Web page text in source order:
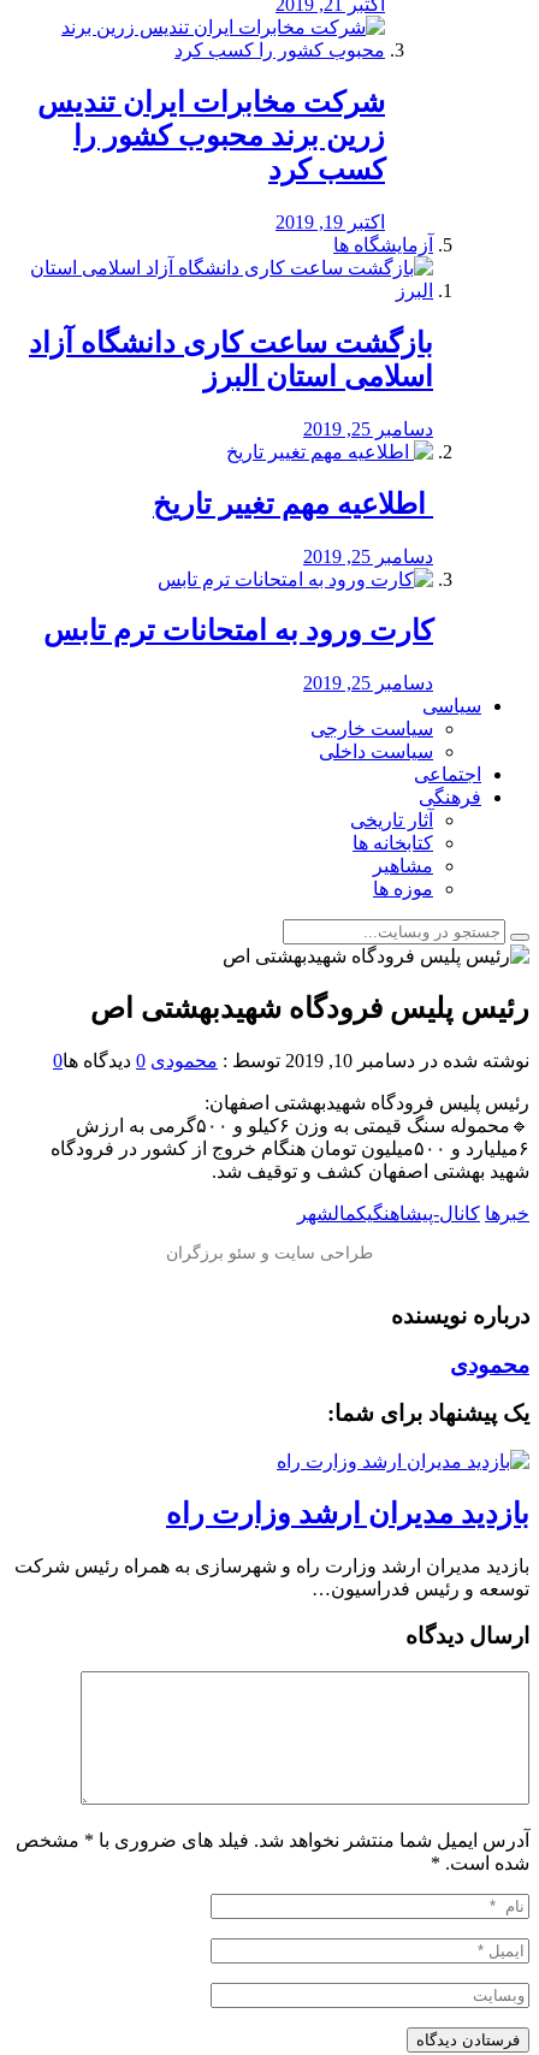
اکتبر 21, 2019
شرکت مخابرات ایران تندیس
زرین برند محبوب کشور را
کسب کرد
اکتبر 19, 2019
آزمایشگاه ها
بازگشت ساعت کاری دانشگاه آزاد
اسلامی استان البرز
دسامبر 25, 2019
️ اطلاعیه مهم تغییر تاریخ
دسامبر 25, 2019
کارت ورود به امتحانات ترم تابس
دسامبر 25, 2019
سیاسی
سیاست خارجی
سیاست داخلی
اجتماعی
فرهنگی
آثار تاریخی
کتابخانه ها
مشاهیر
موزه ها
رئیس پلیس فرودگاه شهیدبهشتی اص
نوشته شده در دسامبر 10, 2019 توسط : محمودی 0 دیدگاه ها0
رئیس پلیس فرودگاه شهیدبهشتی اصفهان:
🔹محموله سنگ قیمتی به وزن ۶کیلو و ۵۰۰گرمی به ارزش
۶میلیارد و ۵۰۰میلیون تومان هنگام خروج از کشور در فرودگاه
شهید بهشتی اصفهان کشف و توقیف شد.
خبرها کانال-پیشاهنگیکمالشهر
درباره نویسنده
محمودی
یک پیشنهاد برای شما:
بازدید مدیران ارشد وزارت راه
بازدید مدیران ارشد وزارت راه و شهرسازی به همراه رئیس شرکت
توسعه و رئیس فدراسیون…
ارسال دیدگاه
آدرس ایمیل شما منتشر نخواهد شد. فیلد های ضروری با * مشخص
شده است. *